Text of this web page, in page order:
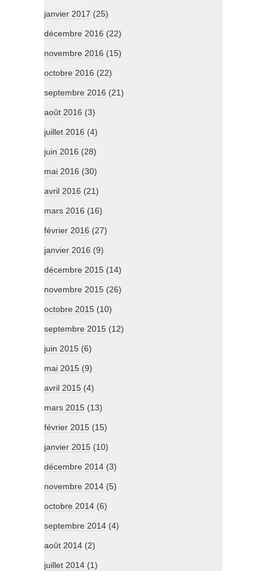
janvier 2017 (25)
décembre 2016 (22)
novembre 2016 (15)
octobre 2016 (22)
septembre 2016 (21)
août 2016 (3)
juillet 2016 (4)
juin 2016 (28)
mai 2016 (30)
avril 2016 (21)
mars 2016 (16)
février 2016 (27)
janvier 2016 (9)
décembre 2015 (14)
novembre 2015 (26)
octobre 2015 (10)
septembre 2015 (12)
juin 2015 (6)
mai 2015 (9)
avril 2015 (4)
mars 2015 (13)
février 2015 (15)
janvier 2015 (10)
décembre 2014 (3)
novembre 2014 (5)
octobre 2014 (6)
septembre 2014 (4)
août 2014 (2)
juillet 2014 (1)